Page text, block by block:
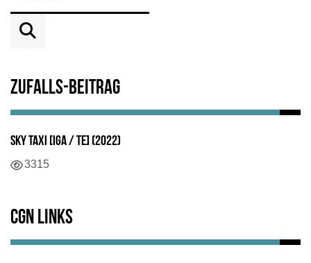
Zufalls-Beitrag
Sky Taxi [IGA / TE] (2022)
Details
3315
CGN Links